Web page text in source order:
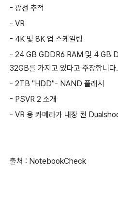
- 광선 추적
- VR
- 4K 및 8K 업 스케일링
- 24 GB GDDR6 RAM 및 4 GB
32GB를 가지고 있다고 주장합니다.
- 2TB "HDD"- NAND 플래시
- PSVR 2 소개
- VR 용 카메라가 내장 된
출처 : NotebookCheck